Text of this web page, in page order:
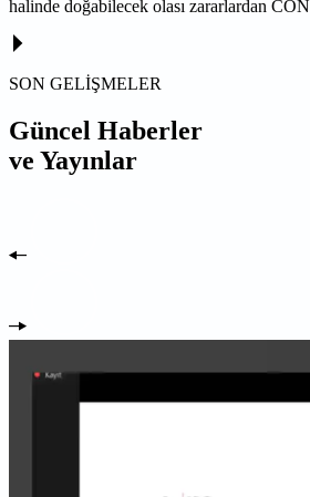
halinde doğabilecek olası zararlardan
SON GELİŞMELER
Güncel Haberler
ve Yayınlar